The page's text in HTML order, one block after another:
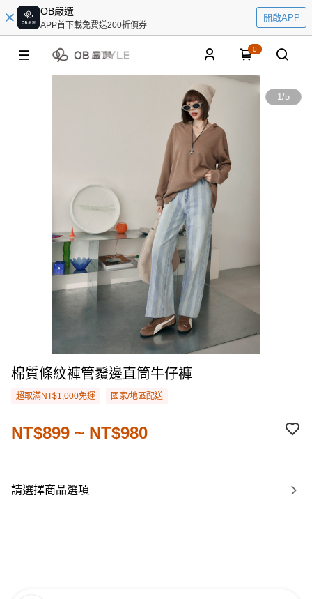
OB嚴選
APP首下載免費送200折價券
開啟APP
0
1/5
棉質條紋褲管鬚邊直筒牛仔褲
超取滿NT$1,000免運 國家/地區配送
NT$899 ~ NT$980
請選擇商品選項